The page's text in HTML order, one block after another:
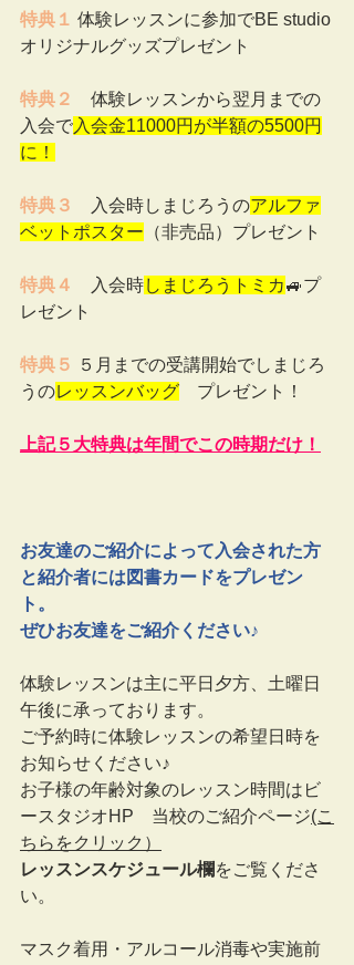
特典１ 体験レッスンに参加でBE studio
オリジナルグッズプレゼント
特典２
体験レッスンから翌月までの
入会で入会金11000円が半額の5500円
に！
特典３ 入会時しまじろうのアルファ
ベットポスター （非売品）プレゼント
特典４ 入会時しまじろうトミカ🚙プ
レゼント
特典５
５月までの受講開始でしまじろ
うのレッスンバッグ プレゼント！
上記５大特典は年間でこの時期だけ！
お友達のご紹介によって入会された方
と紹介者には図書カードをプレゼン
ト。
ぜひお友達をご紹介ください♪
体験レッスンは主に平日夕方、土曜日
午後に承っております。
ご予約時に体験レッスンの希望日時を
お知らせください♪
お子様の年齢対象のレッスン時間はビ
ースタジオHP　当校のご紹介ページ(こ
ちらをクリック）
レッスンスケジュール欄をご覧くださ
い。
マスク着用・アルコール消毒や実施前